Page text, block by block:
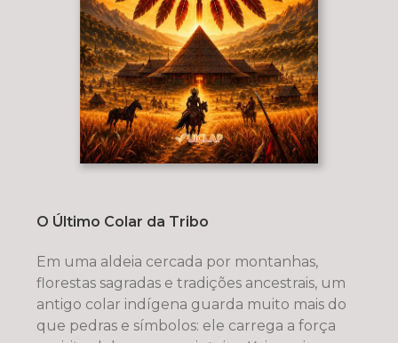
O Último Colar da Tribo
Em uma aldeia cercada por montanhas,
florestas sagradas e tradições ancestrais, um
antigo colar indígena guarda muito mais do
que pedras e símbolos: ele carrega a força